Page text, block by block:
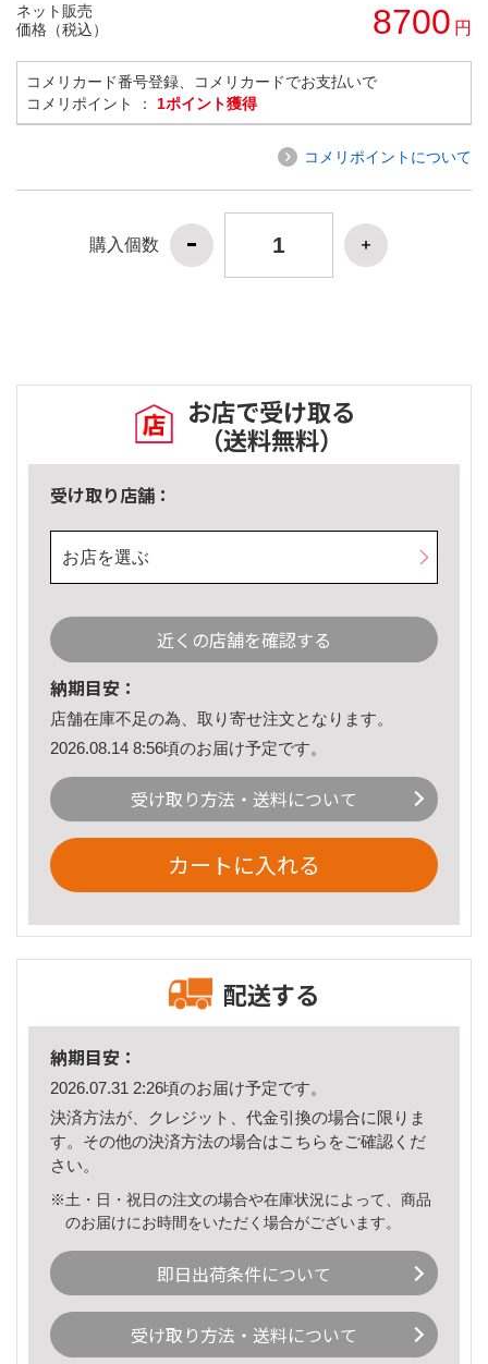
ネット販売
価格（税込）
8700 円
コメリカード番号登録、コメリカードでお支払いで
コメリポイント ： 1ポイント獲得
コメリポイントについて
購入個数
お店で受け取る
（送料無料）
受け取り店舗：
お店を選ぶ
近くの店舗を確認する
納期目安：
店舗在庫不足の為、取り寄せ注文となります。
2026.08.14 8:56頃のお届け予定です。
受け取り方法・送料について
カートに入れる
配送する
納期目安：
2026.07.31 2:26頃のお届け予定です。
決済方法が、クレジット、代金引換の場合に限りま
す。その他の決済方法の場合はこちら をご確認くだ
さい。
※土・日・祝日の注文の場合や在庫状況によって、商品
のお届けにお時間をいただく場合がございます。
即日出荷条件について
受け取り方法・送料について